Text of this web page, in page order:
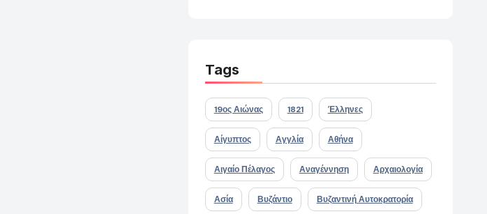
Tags
19ος Αιώνας 1821 Έλληνες
Αίγυπτος Αγγλία Αθήνα
Αιγαίο Πέλαγος Αναγέννηση Αρχαιολογία
Ασία Βυζάντιο Βυζαντινή Αυτοκρατορία